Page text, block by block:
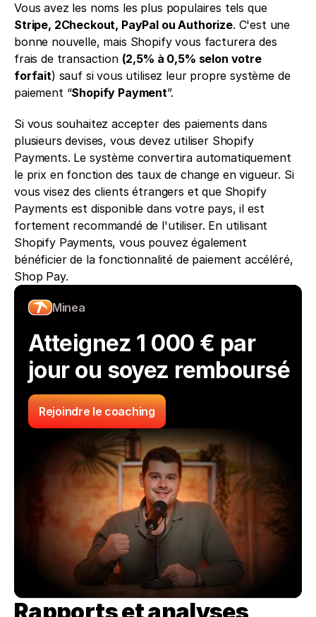
Vous avez les noms les plus populaires tels que
Stripe, 2Checkout, PayPal ou Authorize. C'est une
bonne nouvelle, mais Shopify vous facturera des
frais de transaction (2,5% à 0,5% selon votre
forfait) sauf si vous utilisez leur propre système de
paiement “Shopify Payment”.
Si vous souhaitez accepter des paiements dans
plusieurs devises, vous devez utiliser Shopify
Payments. Le système convertira automatiquement
le prix en fonction des taux de change en vigueur. Si
vous visez des clients étrangers et que Shopify
Payments est disponible dans votre pays, il est
fortement recommandé de l'utiliser. En utilisant
Shopify Payments, vous pouvez également
bénéficier de la fonctionnalité de paiement accéléré,
Shop Pay.
Minea
Atteignez 1 000 € par
jour ou soyez remboursé
Rejoindre le coaching